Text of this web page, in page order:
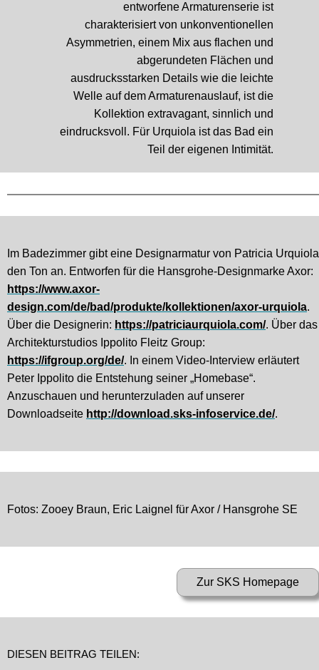
entworfene Armaturenserie ist
charakterisiert von unkonventionellen
Asymmetrien, einem Mix aus flachen und
abgerundeten Flächen und
ausdrucksstarken Details wie die leichte
Welle auf dem Armaturenauslauf, ist die
Kollektion extravagant, sinnlich und
eindrucksvoll. Für Urquiola ist das Bad ein
Teil der eigenen Intimität.
Im Badezimmer gibt eine Designarmatur von Patricia Urquiola
den Ton an. Entworfen für die Hansgrohe-Designmarke Axor:
https://www.axor-
design.com/de/bad/produkte/kollektionen/axor-urquiola.
Über die Designerin: https://patriciaurquiola.com/. Über das
Architekturstudios Ippolito Fleitz Group:
https://ifgroup.org/de/. In einem Video-Interview erläutert
Peter Ippolito die Entstehung seiner „Homebase“.
Anzuschauen und herunterzuladen auf unserer
Downloadseite http://download.sks-infoservice.de/.
Fotos: Zooey Braun, Eric Laignel für Axor / Hansgrohe SE
DIESEN BEITRAG TEILEN: